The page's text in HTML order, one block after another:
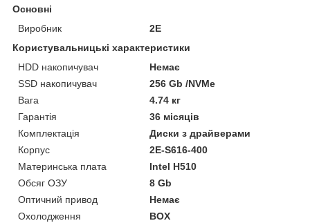
Основні
Виробник
2E
Користувальницькі характеристики
HDD накопичувач
Немає
SSD накопичувач
256 Gb /NVMe
Вага
4.74 кг
Гарантія
36 місяців
Комплектація
Диски з драйверами
Корпус
2E-S616-400
Материнська плата
Intel H510
Обсяг ОЗУ
8 Gb
Оптичний привод
Немає
Охолодження
BOX